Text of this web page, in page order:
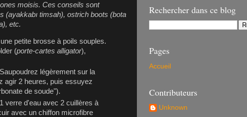
moisis. Ces conseils sont
(ayakkabı timsah), ostrich boots (bota
), etc.
petite brosse à poils souples.
(porte-cartes alligator),
légèrement sur la
agir 2 heures, puis essuyez
de soude").
verre d'eau avec 2 cuillères à
avec un chiffon microfibre
Rechercher dans ce blog
Pages
Accueil
Contributeurs
Unknown